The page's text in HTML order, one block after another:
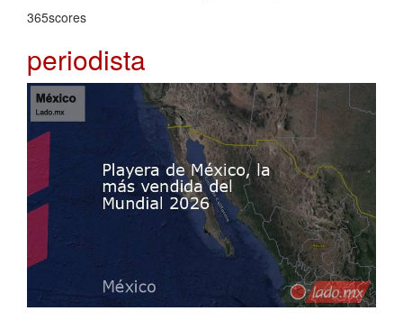
365scores
periodista